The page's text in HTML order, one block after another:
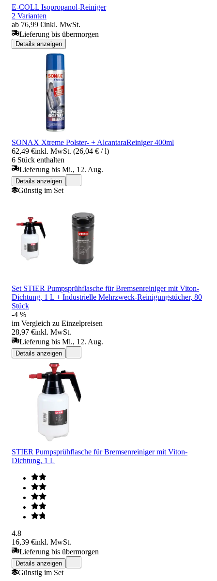
E-COLL Isopropanol-Reiniger
2 Varianten
ab 76,99 €inkl. MwSt.
Lieferung bis übermorgen
Details anzeigen
SONAX Xtreme Polster- + AlcantaraReiniger 400ml
62,49 €inkl. MwSt. (26,04 € / l)
6 Stück enthalten
Lieferung bis Mi., 12. Aug.
Details anzeigen
Günstig im Set
Set STIER Pumpsprühflasche für Bremsenreiniger mit Viton-
Dichtung, 1 L + Industrielle Mehrzweck-Reinigungstücher, 80
Stück
-4 %
im Vergleich zu Einzelpreisen
28,97 €inkl. MwSt.
Lieferung bis Mi., 12. Aug.
Details anzeigen
STIER Pumpsprühflasche für Bremsenreiniger mit Viton-
Dichtung, 1 L
4.8
16,39 €inkl. MwSt.
Lieferung bis übermorgen
Details anzeigen
Günstig im Set